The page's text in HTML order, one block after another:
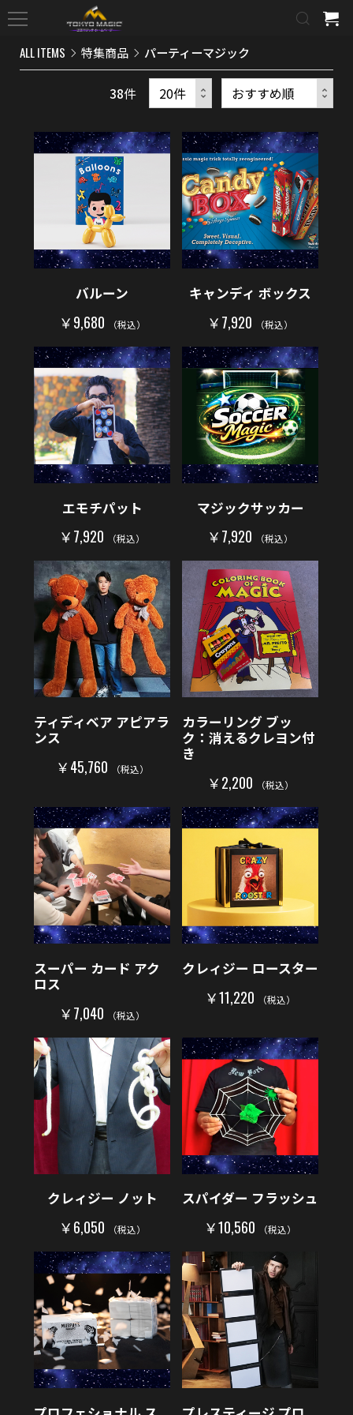
ALL ITEMS 特集商品 パーティーマジック
38件
バルーン
￥9,680 （税込）
キャンディ ボックス
￥7,920 （税込）
エモチパット
￥7,920 （税込）
マジックサッカー
￥7,920 （税込）
ティディベア アピアラ
ンス
￥45,760 （税込）
カラーリング ブッ
ク：消えるクレヨン付
き
￥2,200 （税込）
スーパー カード アク
ロス
￥7,040 （税込）
クレィジー ロースター
￥11,220 （税込）
クレィジー ノット
￥6,050 （税込）
スパイダー フラッシュ
￥10,560 （税込）